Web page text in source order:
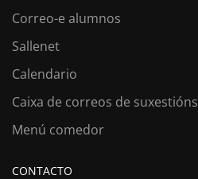
Correo-e alumnos
Sallenet
Calendario
Caixa de correos de suxestións
Menú comedor
CONTACTO